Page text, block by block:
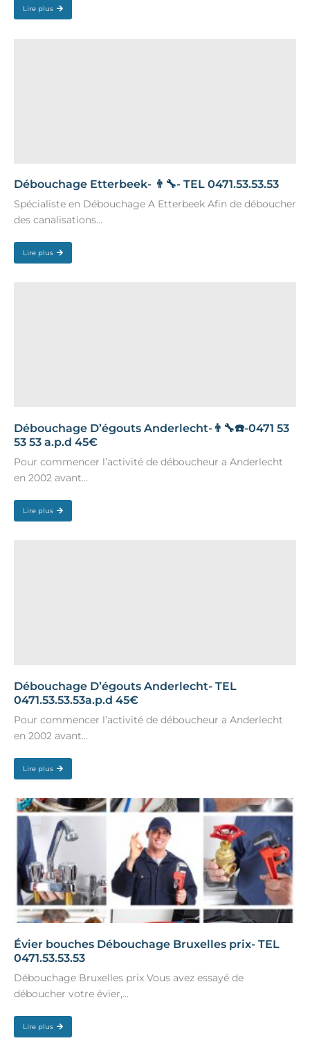
Lire plus
Débouchage Etterbeek- 👨‍🔧- TEL 0471.53.53.53
Spécialiste en Débouchage A Etterbeek Afin de déboucher
des canalisations...
Lire plus
Débouchage D’égouts Anderlecht-👨‍🔧☎️-0471 53
53 53 a.p.d 45€
Pour commencer l’activité de déboucheur a Anderlecht
en 2002 avant...
Lire plus
Débouchage D’égouts Anderlecht- TEL
0471.53.53.53a.p.d 45€
Pour commencer l’activité de déboucheur a Anderlecht
en 2002 avant...
Lire plus
Évier bouches Débouchage Bruxelles prix- TEL
0471.53.53.53
Débouchage Bruxelles prix Vous avez essayé de
déboucher votre évier,...
Lire plus